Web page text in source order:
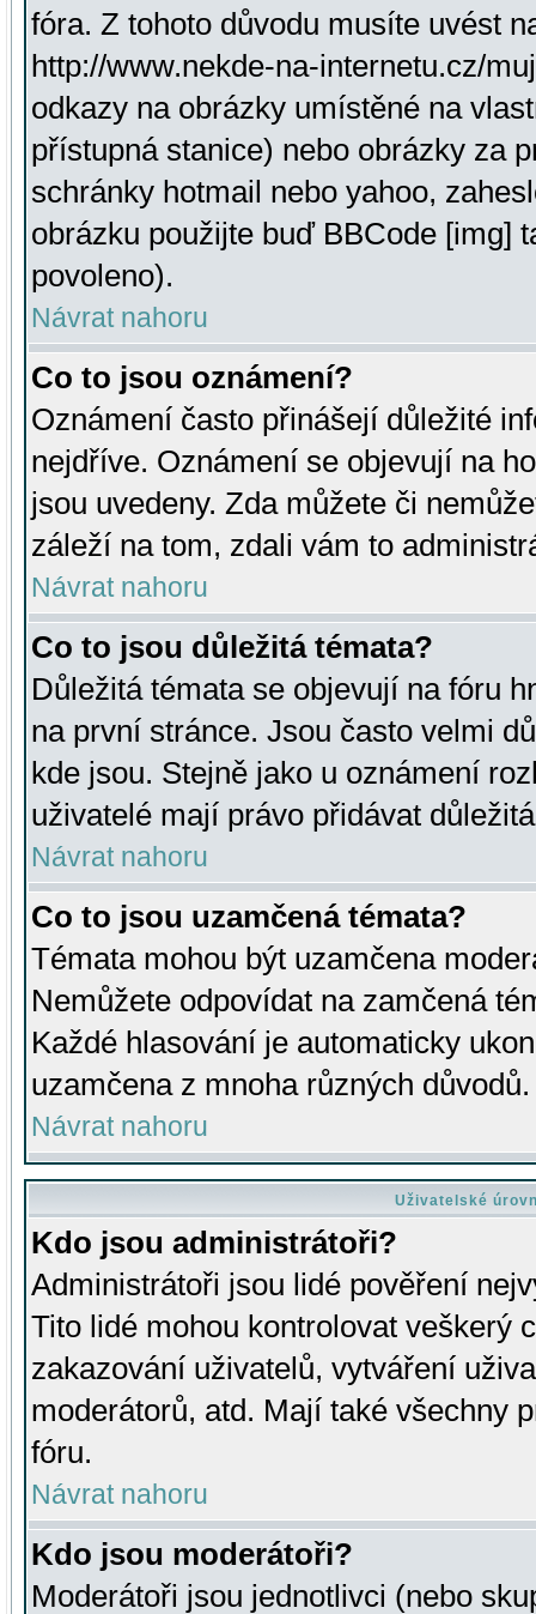
fóra. Z tohoto důvodu musíte uvést
http://www.nekde-na-internetu.cz/
odkazy na obrázky umístěné na
přístupná stanice) nebo obrázky za
schránky hotmail nebo yahoo,
obrázku použijte buď BBCode [img]
povoleno).
Návrat nahoru
Co to jsou oznámení?
Oznámení často přinášejí důležité
nejdříve. Oznámení se objevují na
jsou uvedeny. Zda můžete či
záleží na tom, zdali vám to
Návrat nahoru
Co to jsou důležitá témata?
Důležitá témata se objevují na fóru
na první stránce. Jsou často velmi
kde jsou. Stejně jako u oznámení
uživatelé mají právo přidávat
Návrat nahoru
Co to jsou uzamčená témata?
Témata mohou být uzamčena
Nemůžete odpovídat na zamčená
Každé hlasování je automaticky
uzamčena z mnoha různých důvodů.
Návrat nahoru
Uživatelské
Kdo jsou administrátoři?
Administrátoři jsou lidé pověření
Tito lidé mohou kontrolovat veškerý
zakazování uživatelů, vytváření
moderátorů, atd. Mají také všechny
fóru.
Návrat nahoru
Kdo jsou moderátoři?
Moderátoři jsou jednotlivci (nebo